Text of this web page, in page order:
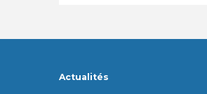
Actualités